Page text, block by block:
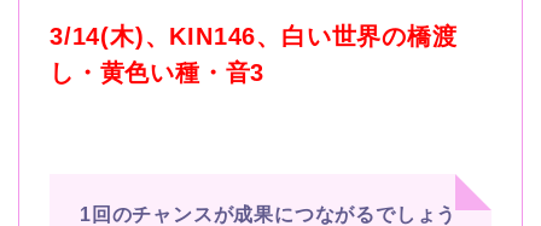
3/14(木)、KIN146、白い世界の橋渡
し・黄色い種・音3
1回のチャンスが成果につながるでしょう